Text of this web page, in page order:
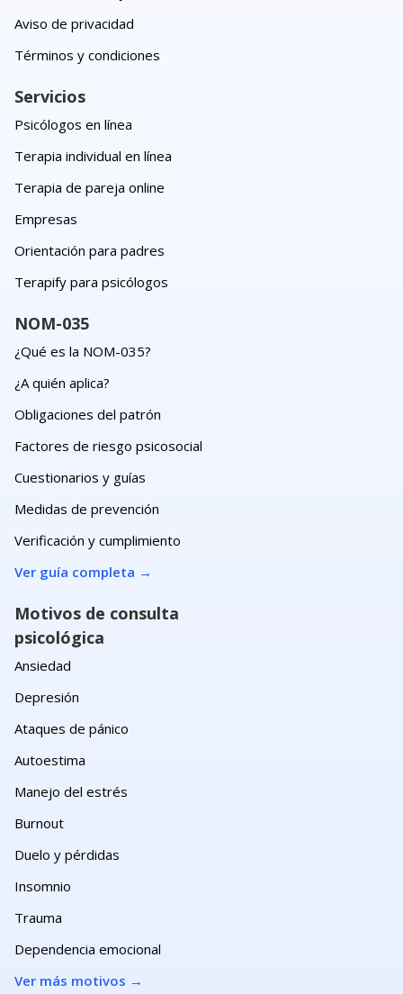
Aviso de privacidad
Términos y condiciones
Servicios
Psicólogos en línea
Terapia individual en línea
Terapia de pareja online
Empresas
Orientación para padres
Terapify para psicólogos
NOM-035
¿Qué es la NOM-035?
¿A quién aplica?
Obligaciones del patrón
Factores de riesgo psicosocial
Cuestionarios y guías
Medidas de prevención
Verificación y cumplimiento
Ver guía completa →
Motivos de consulta
psicológica
Ansiedad
Depresión
Ataques de pánico
Autoestima
Manejo del estrés
Burnout
Duelo y pérdidas
Insomnio
Trauma
Dependencia emocional
Ver más motivos →